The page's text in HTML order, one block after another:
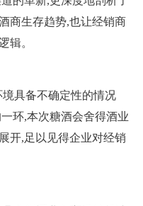
商生存趋势,也让经销商
辑。
具备不确定性的情况
环,本次糖酒会舍得酒业
开,足以见得企业对经销